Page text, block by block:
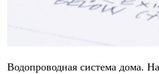
Водопроводная система дома.